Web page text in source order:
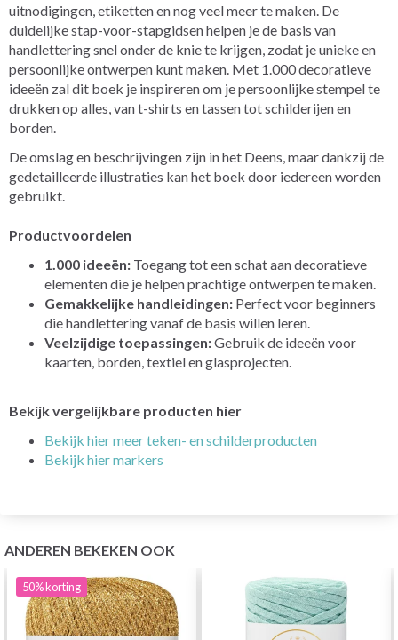
uitnodigingen, etiketten en nog veel meer te maken. De
duidelijke stap-voor-stapgidsen helpen je de basis van
handlettering snel onder de knie te krijgen, zodat je unieke en
persoonlijke ontwerpen kunt maken. Met 1.000 decoratieve
ideeën zal dit boek je inspireren om je persoonlijke stempel te
drukken op alles, van t-shirts en tassen tot schilderijen en
borden.
De omslag en beschrijvingen zijn in het Deens, maar dankzij de
gedetailleerde illustraties kan het boek door iedereen worden
gebruikt.
Productvoordelen
1.000 ideeën: Toegang tot een schat aan decoratieve
elementen die je helpen prachtige ontwerpen te maken.
Gemakkelijke handleidingen: Perfect voor beginners
die handlettering vanaf de basis willen leren.
Veelzijdige toepassingen:Gebruik de ideeën voor
kaarten, borden, textiel en glasprojecten.
Bekijk vergelijkbare producten hier
Bekijk hier meer teken- en schilderproducten
Bekijk hier markers
ANDEREN BEKEKEN OOK
50%korting